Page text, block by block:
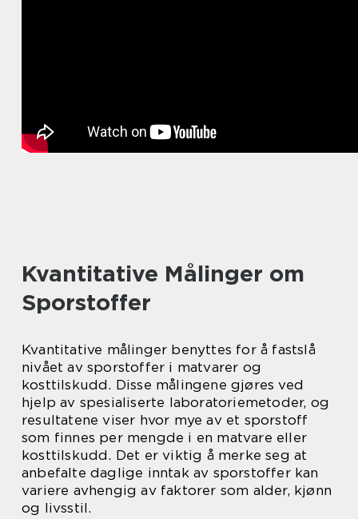
Kvantitative Målinger om
Sporstoffer
Kvantitative målinger benyttes for å fastslå
nivået av sporstoffer i matvarer og
kosttilskudd. Disse målingene gjøres ved
hjelp av spesialiserte laboratoriemetoder, og
resultatene viser hvor mye av et sporstoff
som finnes per mengde i en matvare eller
kosttilskudd. Det er viktig å merke seg at
anbefalte daglige inntak av sporstoffer kan
variere avhengig av faktorer som alder, kjønn
og livsstil.